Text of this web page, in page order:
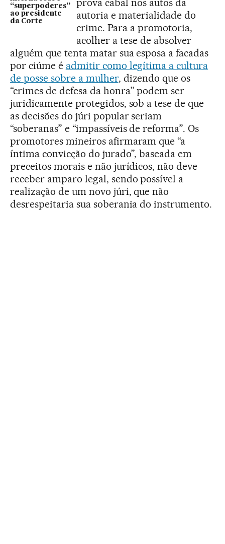
“superpoderes”
ao presidente
da Corte
autoria e materialidade do
crime. Para a promotoria,
acolher a tese de absolver
alguém que tenta matar sua esposa a facadas
por ciúme é admitir como legítima a cultura
de posse sobre a mulher, dizendo que os
“crimes de defesa da honra” podem ser
juridicamente protegidos, sob a tese de que
as decisões do júri popular seriam
“soberanas” e “impassíveis de reforma”. Os
promotores mineiros afirmaram que “a
íntima convicção do jurado”, baseada em
preceitos morais e não jurídicos, não deve
receber amparo legal, sendo possível a
realização de um novo júri, que não
desrespeitaria sua soberania do instrumento.